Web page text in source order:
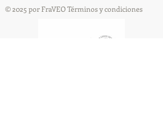
© 2025 por FraVEO Términos y condiciones